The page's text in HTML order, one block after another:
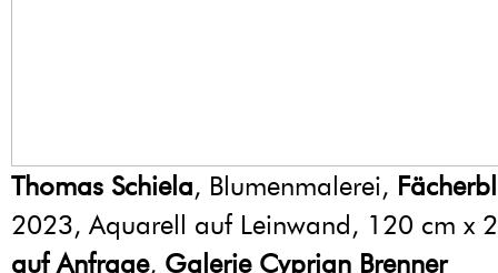
Thomas Schiela, Blumenmalerei,
2023, Aquarell auf Leinwand, 120 cm x
auf Anfrage, Galerie Cyprian Brenner